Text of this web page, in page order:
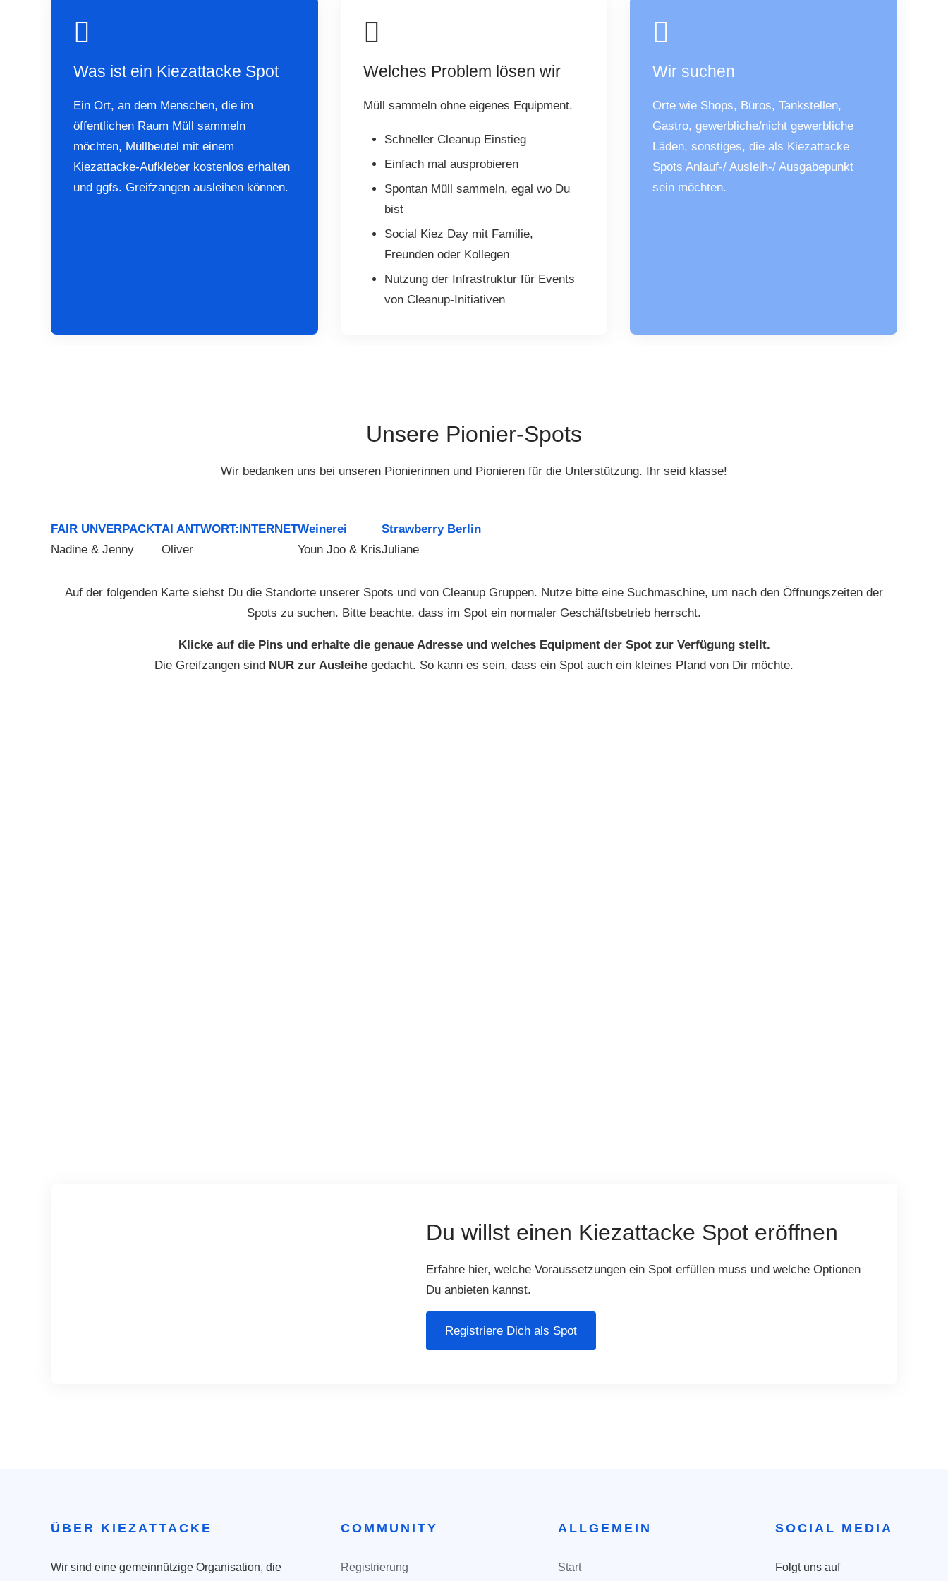
Was ist ein Kiezattacke Spot
Ein Ort, an dem Menschen, die im
öffentlichen Raum Müll sammeln
möchten, Müllbeutel mit einem
Kiezattacke-Aufkleber kostenlos erhalten
und ggfs. Greifzangen ausleihen können.
Welches Problem lösen wir
Müll sammeln ohne eigenes Equipment.
Schneller Cleanup Einstieg
Einfach mal ausprobieren
Spontan Müll sammeln, egal wo Du
bist
Social Kiez Day mit Familie,
Freunden oder Kollegen
Nutzung der Infrastruktur für Events
von Cleanup-Initiativen
Wir suchen
Orte wie Shops, Büros, Tankstellen,
Gastro, gewerbliche/nicht gewerbliche
Läden, sonstiges, die als Kiezattacke
Spots Anlauf-/ Ausleih-/ Ausgabepunkt
sein möchten.
Unsere Pionier-Spots
Wir bedanken uns bei unseren Pionierinnen und Pionieren für die Unterstützung. Ihr seid klasse!
FAIR UNVERPACKT
Nadine & Jenny
AI ANTWORT:INTERNET
Oliver
Weinerei
Youn Joo & Kris
Strawberry Berlin
Juliane
Auf der folgenden Karte siehst Du die Standorte unserer Spots und von Cleanup Gruppen. Nutze bitte eine Suchmaschine, um nach den Öffnungszeiten der
Spots zu suchen. Bitte beachte, dass im Spot ein normaler Geschäftsbetrieb herrscht.
Klicke auf die Pins und erhalte die genaue Adresse und welches Equipment der Spot zur Verfügung stellt.
Die Greifzangen sind NUR zur Ausleihe gedacht. So kann es sein, dass ein Spot auch ein kleines Pfand von Dir möchte.
Du willst einen Kiezattacke Spot eröffnen
Erfahre hier, welche Voraussetzungen ein Spot erfüllen muss und welche Optionen
Du anbieten kannst.
Registriere Dich als Spot
ÜBER KIEZATTACKE
Wir sind eine gemeinnützige Organisation, die
COMMUNITY
Navigation
Registrierung
ALLGEMEIN
Navigation
Start
SOCIAL MEDIA
Folgt uns auf